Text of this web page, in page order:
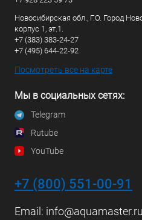
Новосибирская обл., Г.О. Город
корпус 1, эт.1.
+7 (383) 383-24-27
+7 (495) 644-22-92
Посмотреть все на карте
Мы в социальных сетях:
Telegram
Rutube
YouTube
+7 (800) 551-00-91
Email: info@aquamaster.ru